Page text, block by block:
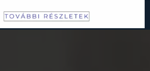
JÁRMŰKATEGÓRIÁINK